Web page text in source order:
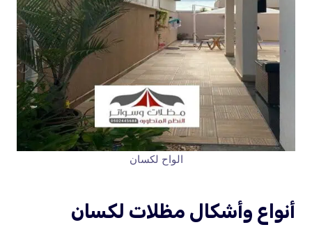
الواح لكسان
أنواع وأشكال مظلات لكسان